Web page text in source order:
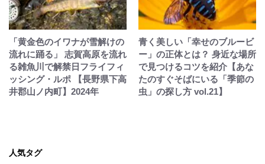
「黄金色のイワナが雪解けの
流れに踊る」 志賀高原を流れ
る雑魚川で解禁日フライフィ
ッシング・ルポ 【長野県下高
井郡山ノ内町】2024年
青く美しい「幸せのブルービ
ー」の正体とは？ 身近な場所
で見つけるコツを紹介【あな
たのすぐそばにいる「季節の
虫」の探し方 vol.21】
人気タグ